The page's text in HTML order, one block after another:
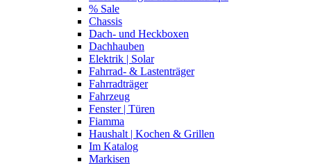
% Sale
Chassis
Dach- und Heckboxen
Dachhauben
Elektrik | Solar
Fahrrad- & Lastenträger
Fahrradträger
Fahrzeug
Fenster | Türen
Fiamma
Haushalt | Kochen & Grillen
Im Katalog
Markisen